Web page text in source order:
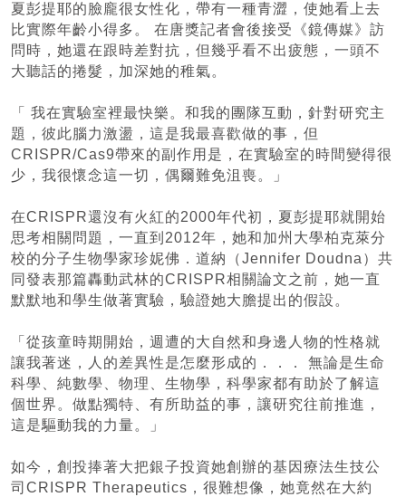
夏彭提耶的臉龐很女性化，帶有一種青澀，使她看上去
比實際年齡小得多。 在唐獎記者會後接受《鏡傳媒》訪
問時，她還在跟時差對抗，但幾乎看不出疲態，一頭不
大聽話的捲髮，加深她的稚氣。
「 我在實驗室裡最快樂。和我的團隊互動，針對研究主
題，彼此腦力激盪，這是我最喜歡做的事，但
CRISPR/Cas9帶來的副作用是，在實驗室的時間變得很
少，我很懷念這一切，偶爾難免沮喪。」
在CRISPR還沒有火紅的2000年代初，夏彭提耶就開始
思考相關問題，一直到2012年，她和加州大學柏克萊分
校的分子生物學家珍妮佛．道納（Jennifer Doudna）共
同發表那篇轟動武林的CRISPR相關論文之前，她一直
默默地和學生做著實驗，驗證她大膽提出的假設。
「從孩童時期開始，週遭的大自然和身邊人物的性格就
讓我著迷，人的差異性是怎麼形成的．．． 無論是生命
科學、純數學、物理、生物學，科學家都有助於了解這
個世界。做點獨特、有所助益的事，讓研究往前推進，
這是驅動我的力量。」
如今，創投捧著大把銀子投資她創辦的基因療法生技公
司CRISPR Therapeutics，很難想像，她竟然在大約